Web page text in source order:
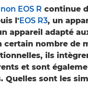
EOS R continue
l'EOS R3, un
appareil adapté
certain nombre de
ils
et sont
Quelles sont les